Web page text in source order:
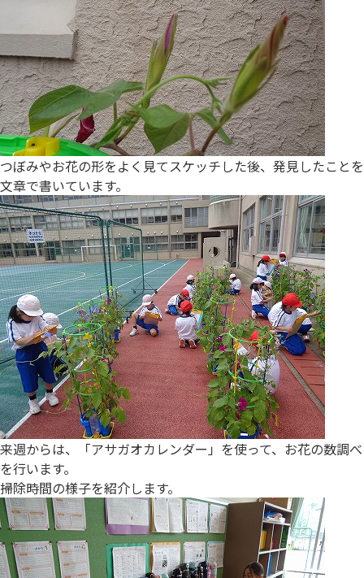
つぼみやお花の形をよく見てスケッチした後、発見したことを
文章で書いています。
来週からは、「アサガオカレンダー」を使って、お花の数調べ
を行います。
掃除時間の様子を紹介します。